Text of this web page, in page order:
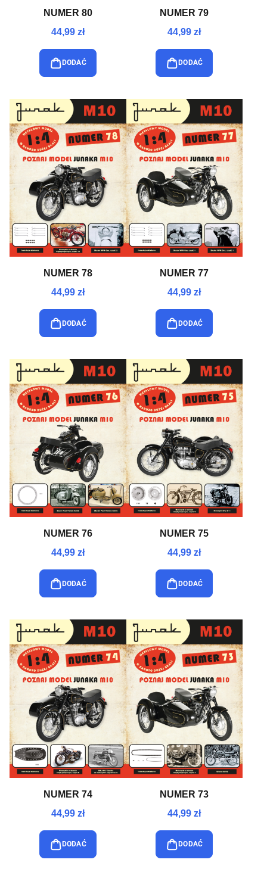
NUMER 80
44,99 zł
DODAĆ
NUMER 79
44,99 zł
DODAĆ
NUMER 78
44,99 zł
DODAĆ
NUMER 77
44,99 zł
DODAĆ
NUMER 76
44,99 zł
DODAĆ
NUMER 75
44,99 zł
DODAĆ
NUMER 74
44,99 zł
DODAĆ
NUMER 73
44,99 zł
DODAĆ